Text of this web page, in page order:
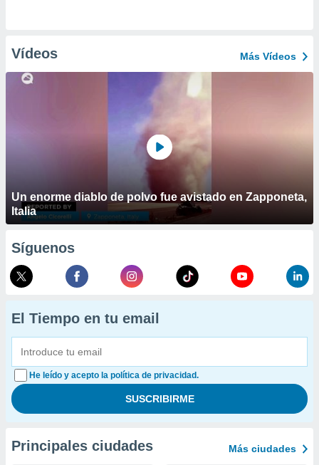
Vídeos Más Vídeos
Un enorme diablo de polvo fue avistado en Zapponeta,
Italia
Síguenos
El Tiempo en tu email
He leído y acepto la política de privacidad.
Principales ciudades Más ciudades